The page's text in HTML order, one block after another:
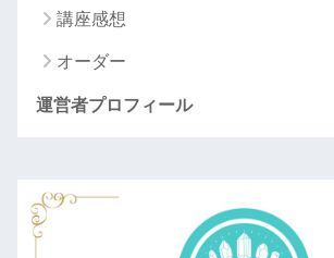
講座感想
オーダー
運営者プロフィール